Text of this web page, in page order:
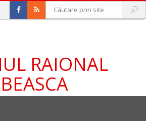
RAIONAL